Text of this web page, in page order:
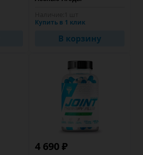
Купить в 1 клик
В корзину
4 690 ₽